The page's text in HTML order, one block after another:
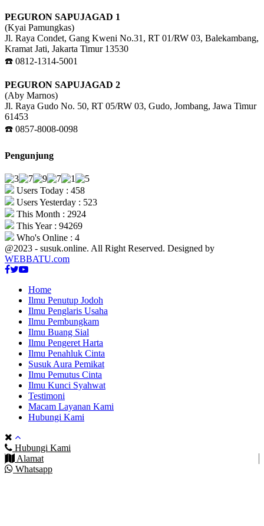
PEGURON SAPUJAGAD 1
(Kyai Pamungkas)
Jl. Raya Condet, Gang Kweni No.31, RT 01/RW 03, Balekambang,
Kramat Jati, Jakarta Timur 13530
☎️ 0812-1314-5001
PEGURON SAPUJAGAD 2
(Aby Marnos)
Jl. Raya Gudo No. 50, RT 05/RW 03, Gudo, Jombang, Jawa Timur
61453
☎️ 0857-8008-0098
Pengunjung
Users Today : 458
Users Yesterday : 523
This Month : 2924
This Year : 94269
Who's Online : 4
@2023 - susuk.online. All Right Reserved. Designed by
WEBBATU.com
Facebook
Twitter
Youtube
Home
Ilmu Penutup Jodoh
Ilmu Penglaris Usaha
Ilmu Pembungkam
Ilmu Buang Sial
Ilmu Pengeret Harta
Ilmu Penahluk Cinta
Susuk Aura Pemikat
Ilmu Pemutus Cinta
Ilmu Kunci Syahwat
Testimoni
Macam Layanan Kami
Hubungi Kami
Hubungi Kami
Alamat
Whatsapp